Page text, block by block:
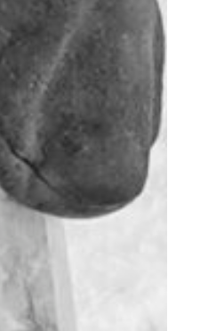
Mest populært siste